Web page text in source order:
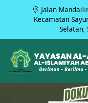
Jalan
Kecamatan
Selatan,